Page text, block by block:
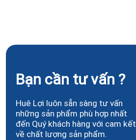
Bạn cần tư vấn ?
Huê Lợi luôn sẵn sàng tư vấn
những sản phẩm phù hợp nhất
đến Quý khách hàng với cam kết
về chất lượng sản phẩm.